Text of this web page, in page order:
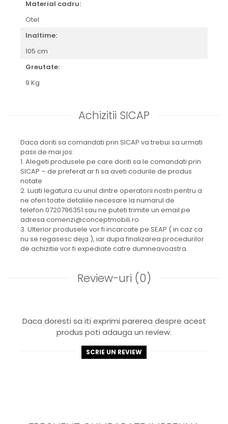
Material cadru:
Otel
Inaltime:
105 cm
Greutate:
9 Kg
Achizitii SICAP
Daca doriti sa comandati prin SICAP va trebui sa urmati
pasii de mai jos:
1. Alegeti produsele pe care doriti sa le comandati prin
SICAP – de preferat ar fi sa aveti codurile de produs
notate
2. Luati legatura cu unul dintre operatorii nostri pentru a
ne oferi toate detaliile necesare la numarul de
telefon 0720796351 sau ne puteti trimite un email pe
adresa comenzi@conceptmobili.ro
3. Ulterior produsele vor fi incarcate pe SEAP ( in caz ca
nu se regasesc deja ), iar dupa finalizarea procedurilor
de achizitie vor fi expediate catre dumneavoastra.
Review-uri (0)
Daca doresti sa iti exprimi parerea despre acest
produs poti adauga un review.
SCRIE UN REVIEW